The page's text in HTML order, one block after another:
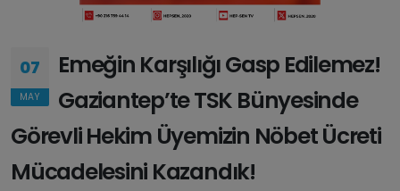
07
MAY
Emeğin Karşılığı Gasp Edilemez!
Gaziantep’te TSK Bünyesinde
Görevli Hekim Üyemizin Nöbet Ücreti
Mücadelesini Kazandık!